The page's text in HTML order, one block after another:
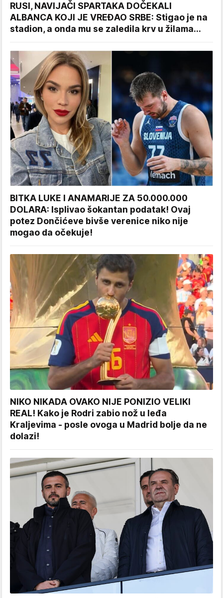
RUSI, NAVIJAČI SPARTAKA DOČEKALI
ALBANCA KOJI JE VREĐAO SRBE: Stigao je na
stadion, a onda mu se zaledila krv u žilama...
BITKA LUKE I ANAMARIJE ZA 50.000.000
DOLARA: Isplivao šokantan podatak! Ovaj
potez Dončićeve bivše verenice niko nije
mogao da očekuje!
NIKO NIKADA OVAKO NIJE PONIZIO VELIKI
REAL! Kako je Rodri zabio nož u leđa
Kraljevima - posle ovoga u Madrid bolje da ne
dolazi!